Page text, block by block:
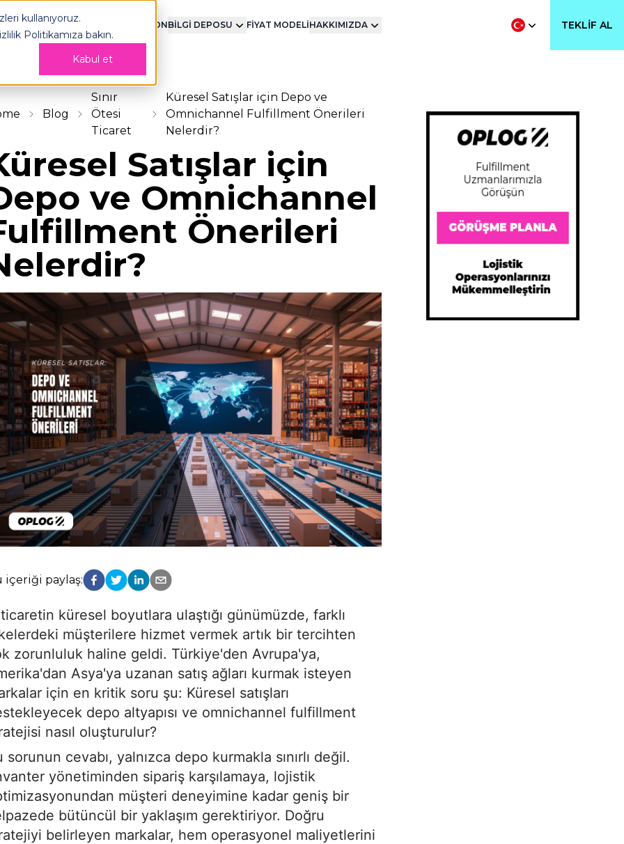
kullanıyoruz.
Politikamıza bakın.
Kabul et
TEKNOLOJİ ENTEGRASYONBİLGİ DEPOSU FİYAT MODELİHAKKIMIZDA TEKLIF AL
Blog
Sınır
Ötesi
Ticaret
Küresel Satışlar için Depo ve
Omnichannel Fulfillment Önerileri
Nelerdir?
Satışlar için
ve Omnichannel
Önerileri
içeriği paylaş:
küresel boyutlara ulaştığı günümüzde, farklı
müşterilere hizmet vermek artık bir tercihten
zorunluluk haline geldi. Türkiye'den Avrupa'ya,
Asya'ya uzanan satış ağları kurmak isteyen
için en kritik soru şu: Küresel satışları
depo altyapısı ve omnichannel fulfillment
nasıl oluşturulur?
sorunun cevabı, yalnızca depo kurmakla sınırlı değil.
yönetiminden sipariş karşılamaya, lojistik
müşteri deneyimine kadar geniş bir
bütüncül bir yaklaşım gerektiriyor. Doğru
belirleyen markalar, hem operasyonel maliyetlerini